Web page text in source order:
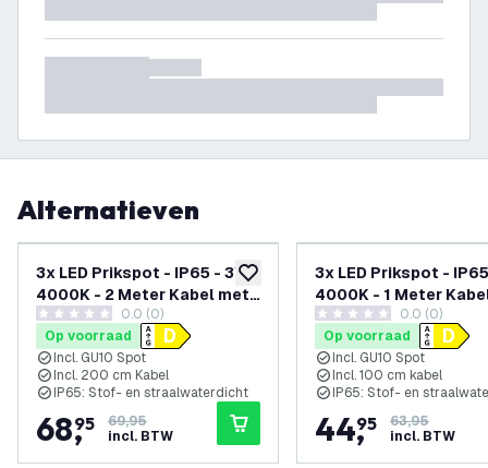
Alternatieven
toevoegen aan verlanglijst
3x LED Prikspot - IP65 - 3W -
4000K - 2 Meter Kabel met
Stekker - Antraciet
0 score sterren0.0 (0)
Op voorraad
Incl. GU10 Spot
Incl. 200 cm Kabel
IP65: Stof- en straalwaterdicht
68,
95
69,95
incl. BTW
3x LED Prikspot -
4000K - 1 Meter
Antraciet
0 score sterren0.0 (0)
Op voorraad
Incl. GU10 Spot
Incl. 100 cm kabel
IP65: Stof- en
44,
95
63,95
incl. BTW